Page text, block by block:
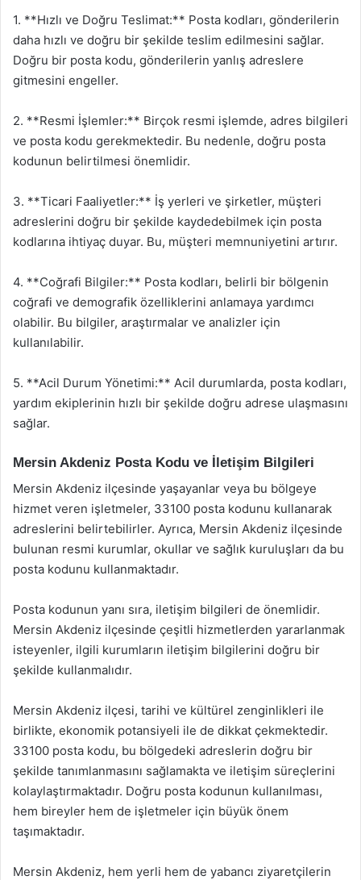
1. **Hızlı ve Doğru Teslimat:** Posta kodları, gönderilerin
daha hızlı ve doğru bir şekilde teslim edilmesini sağlar.
Doğru bir posta kodu, gönderilerin yanlış adreslere
gitmesini engeller.
2. **Resmi İşlemler:** Birçok resmi işlemde, adres bilgileri
ve posta kodu gerekmektedir. Bu nedenle, doğru posta
kodunun belirtilmesi önemlidir.
3. **Ticari Faaliyetler:** İş yerleri ve şirketler, müşteri
adreslerini doğru bir şekilde kaydedebilmek için posta
kodlarına ihtiyaç duyar. Bu, müşteri memnuniyetini artırır.
4. **Coğrafi Bilgiler:** Posta kodları, belirli bir bölgenin
coğrafi ve demografik özelliklerini anlamaya yardımcı
olabilir. Bu bilgiler, araştırmalar ve analizler için
kullanılabilir.
5. **Acil Durum Yönetimi:** Acil durumlarda, posta kodları,
yardım ekiplerinin hızlı bir şekilde doğru adrese ulaşmasını
sağlar.
Mersin Akdeniz Posta Kodu ve İletişim Bilgileri
Mersin Akdeniz ilçesinde yaşayanlar veya bu bölgeye
hizmet veren işletmeler, 33100 posta kodunu kullanarak
adreslerini belirtebilirler. Ayrıca, Mersin Akdeniz ilçesinde
bulunan resmi kurumlar, okullar ve sağlık kuruluşları da bu
posta kodunu kullanmaktadır.
Posta kodunun yanı sıra, iletişim bilgileri de önemlidir.
Mersin Akdeniz ilçesinde çeşitli hizmetlerden yararlanmak
isteyenler, ilgili kurumların iletişim bilgilerini doğru bir
şekilde kullanmalıdır.
Mersin Akdeniz ilçesi, tarihi ve kültürel zenginlikleri ile
birlikte, ekonomik potansiyeli ile de dikkat çekmektedir.
33100 posta kodu, bu bölgedeki adreslerin doğru bir
şekilde tanımlanmasını sağlamakta ve iletişim süreçlerini
kolaylaştırmaktadır. Doğru posta kodunun kullanılması,
hem bireyler hem de işletmeler için büyük önem
taşımaktadır.
Mersin Akdeniz, hem yerli hem de yabancı ziyaretçilerin